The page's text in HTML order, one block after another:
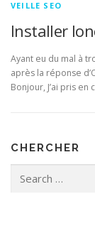
VEILLE SEO
Installer
Ayant eu du mal à
après la réponse
Bonjour, J’ai pris
CHERCHER